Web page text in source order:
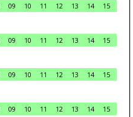
09 10 11 12 13 14
15
09 10 11 12 13 14
15
09 10 11 12 13 14
15
09 10 11 12 13 14
15